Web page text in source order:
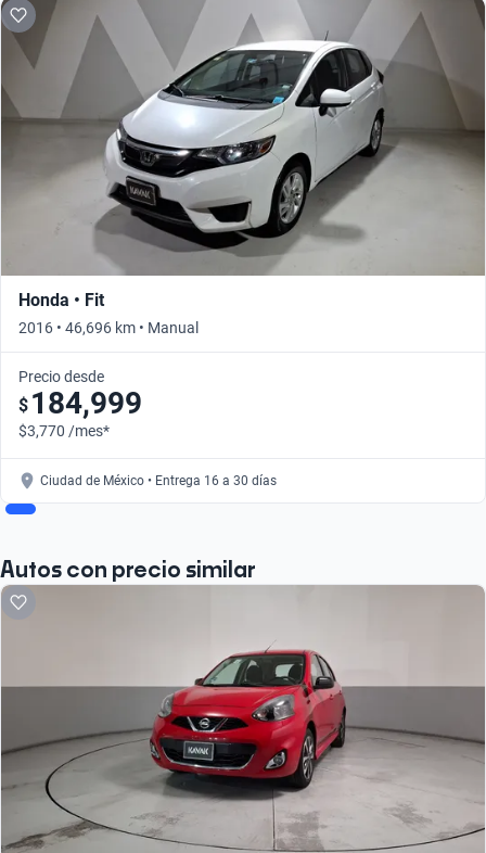
Honda • Fit
2016 • 46,696 km • Manual
Precio desde
$ 184,999
$3,770 /mes*
Ciudad de México • Entrega 16 a 30 días
Autos con precio similar